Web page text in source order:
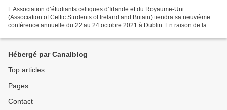
L’Association d’étudiants celtiques d’Irlande et du Royaume-Uni
(Association of Celtic Students of Ireland and Britain) tiendra sa neuvième
conférence annuelle du 22 au 24 octobre 2021 à Dublin. En raison de la
Hébergé par Canalblog
Top articles
Pages
Contact